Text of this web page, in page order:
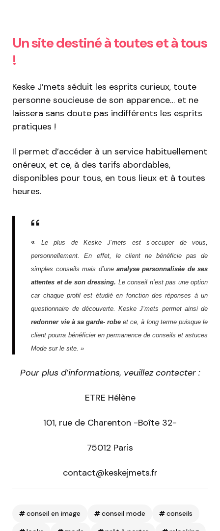
Un site destiné à toutes et à tous
!
Keske J’mets séduit les esprits curieux, toute
personne soucieuse de son apparence… et ne
laissera sans doute pas indifférents les esprits
pratiques !
Il permet d’accéder à un service habituellement
onéreux, et ce, à des tarifs abordables,
disponibles pour tous, en tous lieux et à toutes
heures.
«
Le plus de Keske J’mets est s’occuper de vous,
personnellement. En effet, le client ne bénéficie pas de
simples conseils mais d’une analyse personnalisée de ses
attentes et de son dressing. Le conseil n’est pas une option
car chaque profil est étudié en fonction des réponses à un
questionnaire de découverte. Keske J’mets permet ainsi de
redonner vie à sa garde- robe et ce, à long terme puisque le
client pourra bénéficier en permanence de conseils et astuces
Mode sur le site. »
Pour plus d’informations, veuillez contacter :
ETRE Hélène
101, rue de Charenton -Boîte 32-
75012 Paris
contact@keskejmets.fr
conseil en image conseil mode conseils